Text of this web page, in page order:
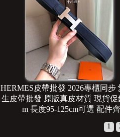
HERMES皮帶批發 2026專櫃同步
生皮帶批發 原版真皮材質 現貨促
m 長度95-125cm可選 配件
1